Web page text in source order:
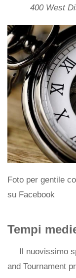
400 West
Foto per gentile
su Facebook
Tempi
Il nuovissimo
and Tournament